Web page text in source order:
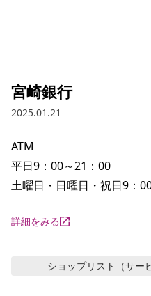
宮崎銀行
2025.01.21
ATM
平日9：00～21：00
土曜日・日曜日・祝日9：
詳細をみる
ショップリスト（サー